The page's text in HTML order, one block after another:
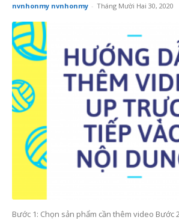
nvnhonmy nvnhonmy - Tháng Mười Hai 30, 2020
Bước 1: Chọn sản phẩm cần thêm video Bước